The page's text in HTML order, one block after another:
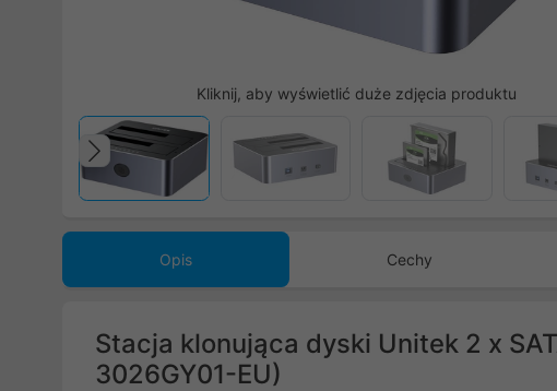
Kliknij, aby wyświetlić duże zdjęcia produktu
Poprzedni
Opis Cechy
Stacja klonująca dyski Unitek 2 x
3026GY01-EU)